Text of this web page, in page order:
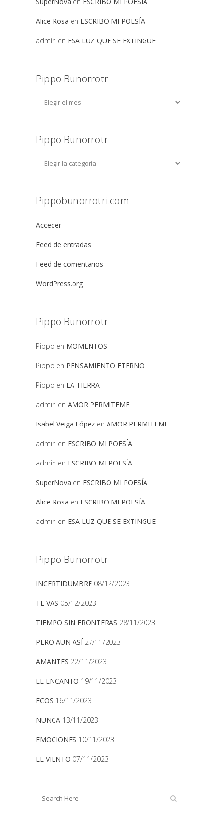
Alice Rosa en ESCRIBO MI POESÍA
admin en ESA LUZ QUE SE EXTINGUE
Pippo Bunorrotri
Pippo Bunorrotri
Pippobunorrotri.com
Acceder
Feed de entradas
Feed de comentarios
WordPress.org
Pippo Bunorrotri
Pippo en MOMENTOS
Pippo en PENSAMIENTO ETERNO
Pippo en LA TIERRA
admin en AMOR PERMITEME
Isabel Veiga López en AMOR PERMITEME
admin en ESCRIBO MI POESÍA
admin en ESCRIBO MI POESÍA
SuperNova en ESCRIBO MI POESÍA
Alice Rosa en ESCRIBO MI POESÍA
admin en ESA LUZ QUE SE EXTINGUE
Pippo Bunorrotri
INCERTIDUMBRE 08/12/2023
TE VAS 05/12/2023
TIEMPO SIN FRONTERAS 28/11/2023
PERO AUN ASÍ 27/11/2023
AMANTES 22/11/2023
EL ENCANTO 19/11/2023
ECOS 16/11/2023
NUNCA 13/11/2023
EMOCIONES 10/11/2023
EL VIENTO 07/11/2023